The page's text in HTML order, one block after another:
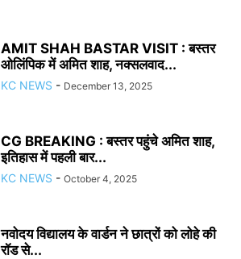
AMIT SHAH BASTAR VISIT : बस्तर
ओलिंपिक में अमित शाह, नक्सलवाद...
KC NEWS - December 13, 2025
CG BREAKING : बस्तर पहुंचे अमित शाह,
इतिहास में पहली बार...
KC NEWS - October 4, 2025
नवोदय विद्यालय के वार्डन ने छात्रों को लोहे की
रॉड से...